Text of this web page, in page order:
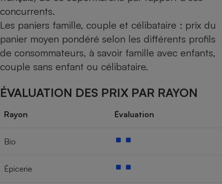
concurrents.
Les paniers famille, couple et célibataire : prix du
panier moyen pondéré selon les différents profils
de consommateurs, à savoir famille avec enfants,
couple sans enfant ou célibataire.
ÉVALUATION DES PRIX PAR RAYON
Rayon Évaluation
Bio
Épicerie